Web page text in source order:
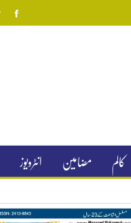
کالم مضامین انٹرویوز